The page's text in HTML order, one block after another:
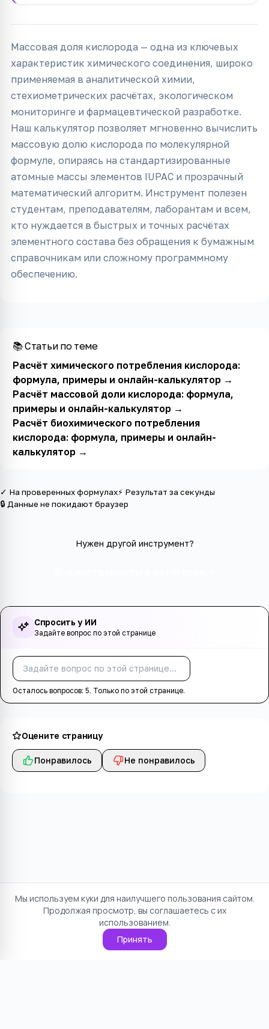
Массовая доля кислорода — одна из ключевых
характеристик химического соединения, широко
применяемая в аналитической химии,
стехиометрических расчётах, экологическом
мониторинге и фармацевтической разработке.
Наш калькулятор позволяет мгновенно вычислить
массовую долю кислорода по молекулярной
формуле, опираясь на стандартизированные
атомные массы элементов IUPAC и прозрачный
математический алгоритм. Инструмент полезен
студентам, преподавателям, лаборантам и всем,
кто нуждается в быстрых и точных расчётах
элементного состава без обращения к бумажным
справочникам или сложному программному
обеспечению.
📚 Статьи по теме
Расчёт химического потребления кислорода:
формула, примеры и онлайн-калькулятор→
Расчёт массовой доли кислорода: формула,
примеры и онлайн-калькулятор→
Расчёт биохимического потребления
кислорода: формула, примеры и онлайн-
калькулятор→
✓ На проверенных формулах⚡ Результат за секунды
🔒 Данные не покидают браузер
Нужен другой инструмент?
Спросить у ИИ
Задайте вопрос по этой странице
Осталось вопросов: 5. Только по этой странице.
Оцените страницу
Понравилось Не понравилось
Мы используем куки для наилучшего пользования сайтом.
Продолжая просмотр, вы соглашаетесь с их
использованием.
Принять